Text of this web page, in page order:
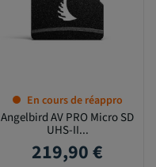
En cours de réappro
Angelbird AV PRO Micro SD
UHS-II...
Prix
219,90 €